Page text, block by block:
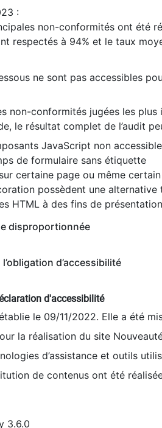
:
non-conformités ont été
respectés à 94% et le taux
ne sont pas accessibles
non-conformités jugées les
le résultat complet de l’audit
JavaScript non
de formulaire sans étiquette
certaine page ou même
possèdent une alternative
HTML à des fins de
disproportionnée
d’accessibilité
d'accessibilité
le 09/11/2022. Elle a été
la réalisation du site
d’assistance et outils
de contenus ont été
3.6.0